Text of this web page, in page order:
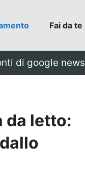
Fai da te
di google news
da letto: